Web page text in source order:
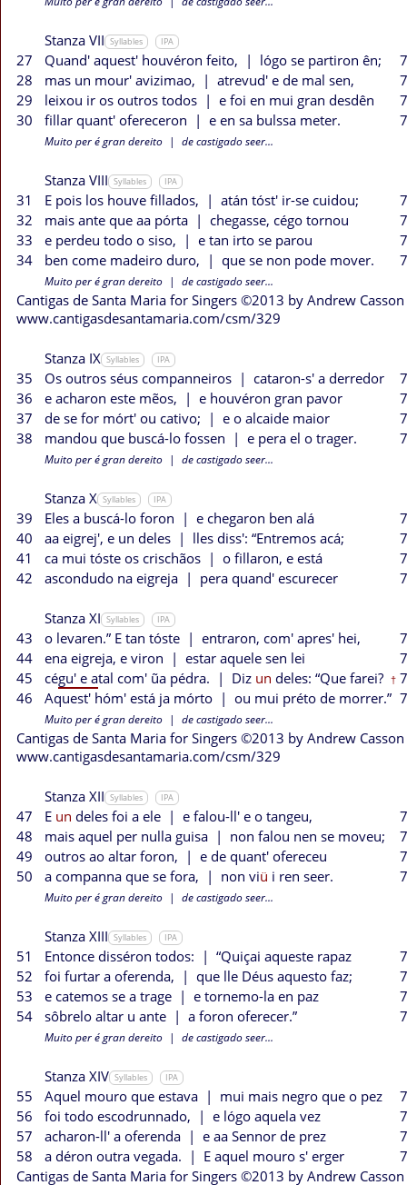
Stanza VII Syllables IPA
27 Quand' aquest' houvéron feito, | lógo se partiron ên;
28
mas un mour' avizimao, | atrevud' e de mal sen,
29
leixou ir os outros todos | e foi en mui gran desdên
30
fillar quant' ofereceron | e en sa bulssa meter.
Muito per é gran dereito | de castigado seer...
Stanza VIII Syllables IPA
31 E pois los houve fillados, | atán tóst' ir-se cuidou;
32
mais ante que aa pórta | chegasse, cégo tornou
33
e perdeu todo o siso, | e tan irto se parou
34
ben come madeiro duro, | que se non pode mover.
Muito per é gran dereito | de castigado seer...
Cantigas de Santa Maria for Singers ©2013 by Andrew Casson
www.cantigasdesantamaria.com/csm/329
Stanza IX Syllables IPA
35 Os outros séus companneiros | cataron-s' a derredor
36
e acharon este mẽos, | e houvéron gran pavor
37
de se for mórt' ou cativo; | e o alcaide maior
38
mandou que buscá-lo fossen | e pera el o trager.
Muito per é gran dereito | de castigado seer...
Stanza X Syllables IPA
39 Eles a buscá-lo foron | e chegaron ben alá
40
aa eigrej', e un deles | lles diss': “Entremos acá;
41
ca mui tóste os crischãos | o fillaron, e está
42
ascondudo na eigreja | pera quand' escurecer
Stanza XI Syllables IPA
43 o levaren.” E tan tóste | entraron, com' apres' hei,
44
ena eigreja, e viron | estar aquele sen lei
45
cégu' e atal com' ũa pédra. | Diz un deles: “Que farei? †
46
Aquest' hóm' está ja mórto | ou mui préto de morrer.”
Muito per é gran dereito | de castigado seer...
Cantigas de Santa Maria for Singers ©2013 by Andrew Casson
www.cantigasdesantamaria.com/csm/329
Stanza XII Syllables IPA
47 E un deles foi a ele | e falou-ll' e o tangeu,
48
mais aquel per nulla guisa | non falou nen se moveu;
49
outros ao altar foron, | e de quant' ofereceu
50
a companna que se fora, | non viü i ren seer.
Muito per é gran dereito | de castigado seer...
Stanza XIII Syllables IPA
51 Entonce disséron todos: | “Quiçai aqueste rapaz
52
foi furtar a oferenda, | que lle Déus aquesto faz;
53
e catemos se a trage | e tornemo-la en paz
54
sôbrelo altar u ante | a foron oferecer.”
Muito per é gran dereito | de castigado seer...
Stanza XIV Syllables IPA
55 Aquel mouro que estava | mui mais negro que o pez
56
foi todo escodrunnado, | e lógo aquela vez
57
acharon-ll' a oferenda | e aa Sennor de prez
58
a déron outra vegada. | E aquel mouro s' erger
Cantigas de Santa Maria for Singers ©2013 by Andrew Casson